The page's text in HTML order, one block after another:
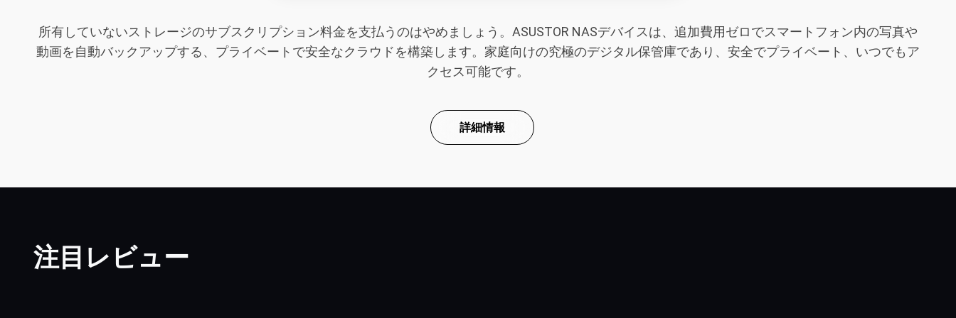
所有していないストレージのサブスクリプション料金を支払うのはやめましょう。ASUSTOR NASデバイスは、追加費用ゼロでスマートフォン内の写真や
動画を自動バックアップする、プライベートで安全なクラウドを構築します。家庭向けの究極のデジタル保管庫であり、安全でプライベート、いつでもア
クセス可能です。
詳細情報
注目レビュー